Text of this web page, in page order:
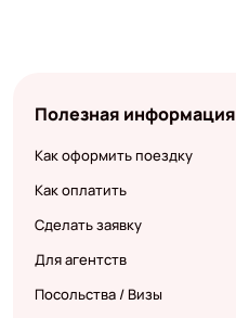
Полезная информация
Как оформить поездку
Как оплатить
Сделать заявку
Для агентств
Посольства / Визы